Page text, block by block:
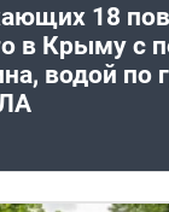
18
в Крыму с
водой по